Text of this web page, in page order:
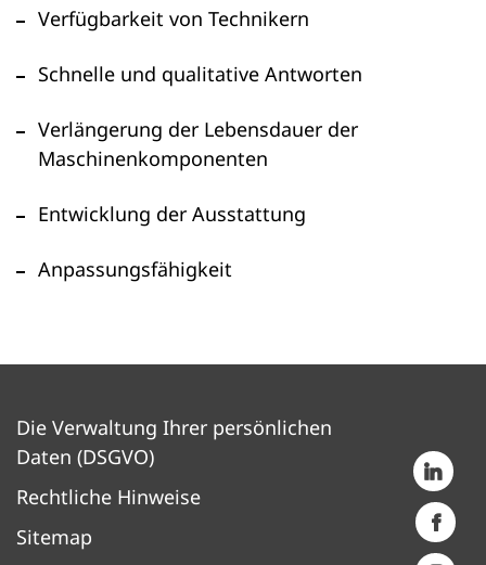
Verfügbarkeit von Technikern
Schnelle und qualitative Antworten
Verlängerung der Lebensdauer der
Maschinenkomponenten
Entwicklung der Ausstattung
Anpassungsfähigkeit
Die Verwaltung Ihrer persönlichen
Daten (DSGVO)
Rechtliche Hinweise
Sitemap